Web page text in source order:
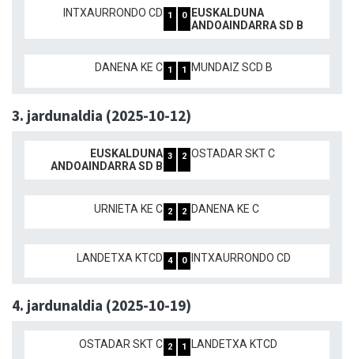
INTXAURRONDO CD 1 0
EUSKALDUNA
ANDOAINDARRA SD B
DANENA KE C 1 1 MUNDAIZ SCD B
3. jardunaldia (2025-10-12)
EUSKALDUNA
ANDOAINDARRA SD B
3 2 OSTADAR SKT C
URNIETA KE C 2 2 DANENA KE C
LANDETXA KTCD 4 0 INTXAURRONDO CD
4. jardunaldia (2025-10-19)
OSTADAR SKT C 2 1 LANDETXA KTCD